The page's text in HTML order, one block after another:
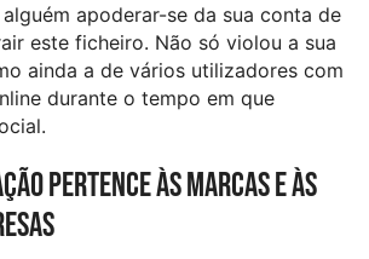
apoderar-se da sua conta de
este ficheiro. Não só violou a sua
ainda a de vários utilizadores com
durante o tempo em que
pertence às marcas e às